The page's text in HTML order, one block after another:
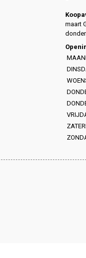
maart